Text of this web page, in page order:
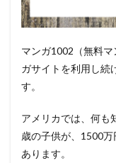
漫画
ルド
4.9
13DL.NET
マンガ1002（無料
ガサイトを利用し続
す。
アメリカでは、何も
歳の子供が、1500
あります。